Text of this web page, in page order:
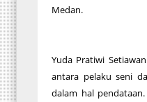
Medan.
Yuda Pratiwi
antara pelaku seni
dalam hal